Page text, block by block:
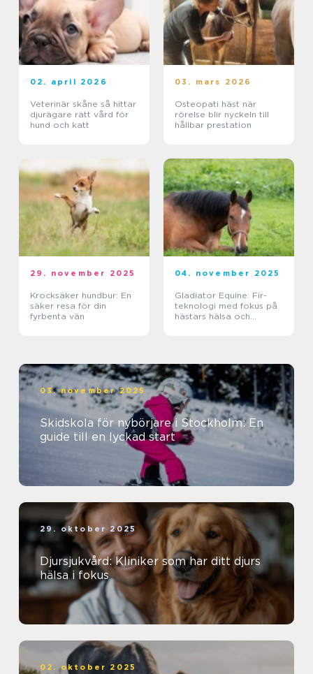
02. april 2026
Veterinär skåne så hittar
djurägare rätt vård för
hund och katt
03. mars 2026
Osteopati häst när
rörelse blir nyckeln till
hållbar prestation
29. november 2025
Krocksäker hundbur: En
säker resa för din
fyrbenta vän
04. november 2025
Gladiator Equine: Fir-
teknologi med fokus på
hästars hälsa och
03. november 2025
Skidskola för nybörjare i Stockholm: En
guide till en lyckad start
29. oktober 2025
Djursjukvård: Kliniker som har ditt djurs
hälsa i fokus
02. oktober 2025